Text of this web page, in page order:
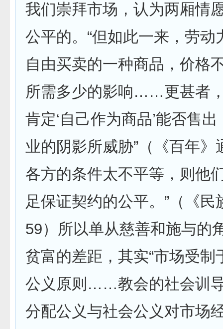
我们崇拜市场，认为两厢情
公平的。“但如此一来，劳动
自由买卖的一种商品，价格
所需多少的影响……更甚者
肯定‘自己作为商品’能否售
业的阴影所威胁”（《百年》
各方的条件太不平等，则他
足保证契约的公平。”（《民
59）所以单从慈善和施与的
贫富的差距，其实“市场受制
公义原则……教会的社会训
分配公义与社会公义对市场